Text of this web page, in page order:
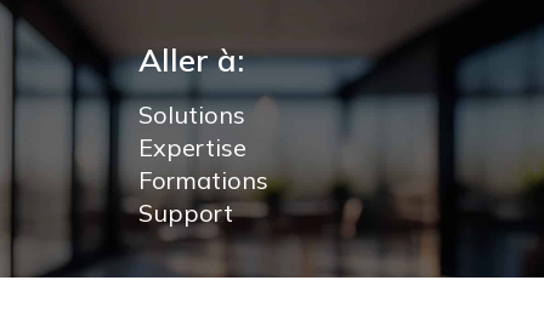
Aller à:
Solutions
Expertise
Formations
Support